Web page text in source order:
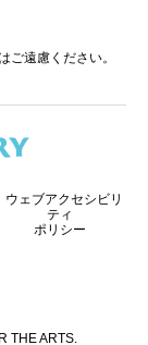
ご遠慮ください。
THE ARTS.
ウェブアクセシビリ
ティ
ポリシー
ィンドウで開く